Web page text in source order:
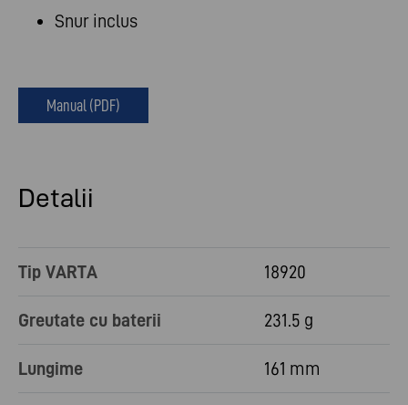
Snur inclus
Manual (PDF)
Detalii
Tip VARTA 18920
Greutate cu baterii 231.5 g
Lungime 161 mm